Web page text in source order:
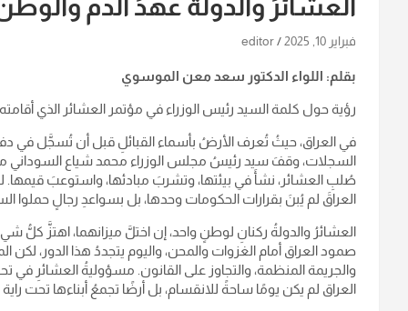
العشائرُ والدولة عهدُ الدم
فبراير 10, 2025 editor
بقلم: اللواء الدكتور سعد معن الموسوي
رؤية حول كلمة السيد رئيس الوزراء في مؤتمر العشائر الذي أقامته
في العراق، حيثُ تُعرف الأرضُ بأسماء القبائلِ قبل أن تُسجَّل في
السجلات، وقفَ سيد رئيسُ مجلس الوزراء محمد شياع السوداني
صُلبِ العشائر، نشأَ في بيئتها، وتشربَ مبادئها، واستوعبَ قيمها.
العراقَ لم يُبنَ بقرارات الحكومات وحدها، بل بسواعدِ رجالٍ حملوا
العشائرُ والدولةُ ركنانِ لوطنٍ واحد، إن اختلَّ ميزانهما، اهتزَّ كلُّ
صمود العراق أمام الغزوات والمحن، واليوم يتجددُ هذا الدور،
والجريمة المنظمة، والتجاوز على القانون. مسؤوليةُ العشائرِ في
العراق لم يكن يومًا ساحةً للانقسام، بل أرضًا تجمعُ أبناءها تحت